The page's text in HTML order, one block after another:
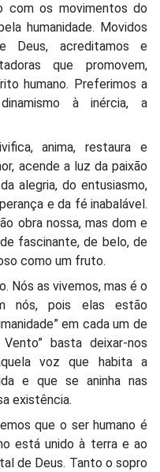
com os movimentos do
humanidade. Movidos
Deus, acreditamos e
que promovem,
humano. Preferimos a
à inércia, a
anima, restaura e
acende a luz da paixão
alegria, do entusiasmo,
e da fé inabalável.
obra nossa, mas dom e
fascinante, de belo, de
como um fruto.
Nós as vivemos, mas é o
nós, pois elas estão
em cada um de
basta deixar-nos
voz que habita a
e que se aninha nas
existência.
que o ser humano é
está unido à terra e ao
de Deus. Tanto o sopro